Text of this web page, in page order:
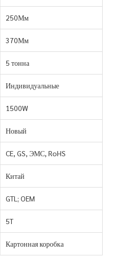
250Мм
370Мм
5 тонна
Индивидуальные
1500W
Новый
CE, GS, ЭМС, RoHS
Китай
GTL; OEM
5T
Картонная коробка